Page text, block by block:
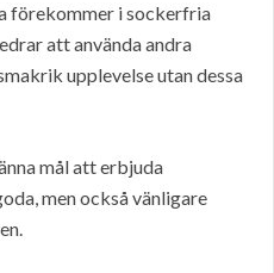
förekommer i sockerfria
att använda andra
upplevelse utan dessa
mål att erbjuda
men också vänligare